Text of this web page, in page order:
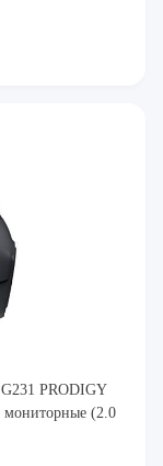
PRODIGY
мониторные (2.0